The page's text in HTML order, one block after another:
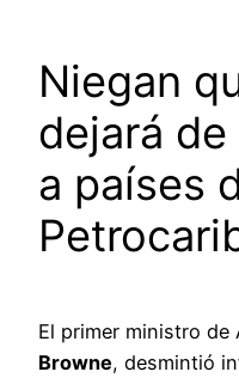
Niegan
dejará
a países
El primer ministro de
Browne, desmintió